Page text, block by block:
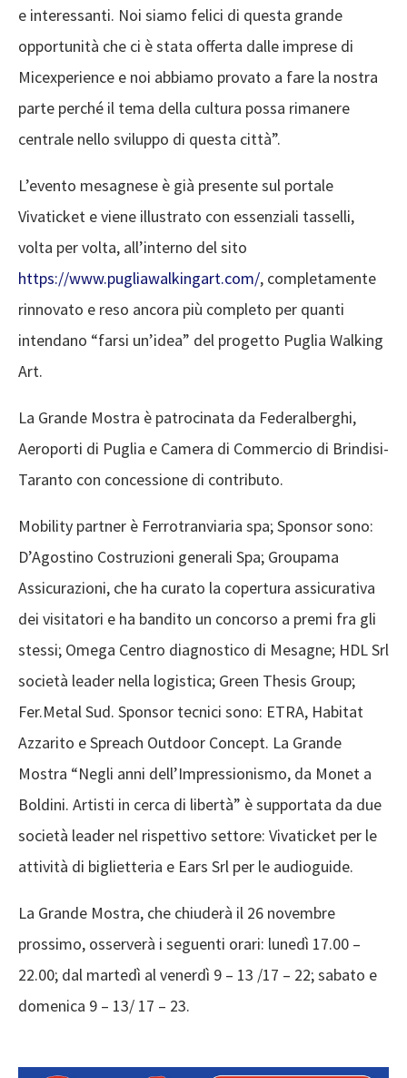
e interessanti. Noi siamo felici di questa grande
opportunità che ci è stata offerta dalle imprese di
Micexperience e noi abbiamo provato a fare la nostra
parte perché il tema della cultura possa rimanere
centrale nello sviluppo di questa città”.
L’evento mesagnese è già presente sul portale
Vivaticket e viene illustrato con essenziali tasselli,
volta per volta, all’interno del sito
https://www.pugliawalkingart.com/, completamente
rinnovato e reso ancora più completo per quanti
intendano “farsi un’idea” del progetto Puglia Walking
Art.
La Grande Mostra è patrocinata da Federalberghi,
Aeroporti di Puglia e Camera di Commercio di Brindisi-
Taranto con concessione di contributo.
Mobility partner è Ferrotranviaria spa; Sponsor sono:
D’Agostino Costruzioni generali Spa; Groupama
Assicurazioni, che ha curato la copertura assicurativa
dei visitatori e ha bandito un concorso a premi fra gli
stessi; Omega Centro diagnostico di Mesagne; HDL Srl
società leader nella logistica; Green Thesis Group;
Fer.Metal Sud. Sponsor tecnici sono: ETRA, Habitat
Azzarito e Spreach Outdoor Concept. La Grande
Mostra “Negli anni dell’Impressionismo, da Monet a
Boldini. Artisti in cerca di libertà” è supportata da due
società leader nel rispettivo settore: Vivaticket per le
attività di biglietteria e Ears Srl per le audioguide.
La Grande Mostra, che chiuderà il 26 novembre
prossimo, osserverà i seguenti orari: lunedì 17.00 –
22.00; dal martedì al venerdì 9 – 13 /17 – 22; sabato e
domenica 9 – 13/ 17 – 23.